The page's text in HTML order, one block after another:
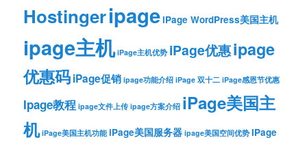
HostingeripageiPage WordPress美国主机
ipage主机 iPage主机优势 iPage优惠ipage
优惠码iPage促销 ipage功能介绍 iPage 双十二 iPage感恩节优惠
Ipage教程 ipage文件上传 ipage方案介绍 iPage美国主
机 iPage美国主机功能 iPage美国服务器 ipage美国空间优势 IPage